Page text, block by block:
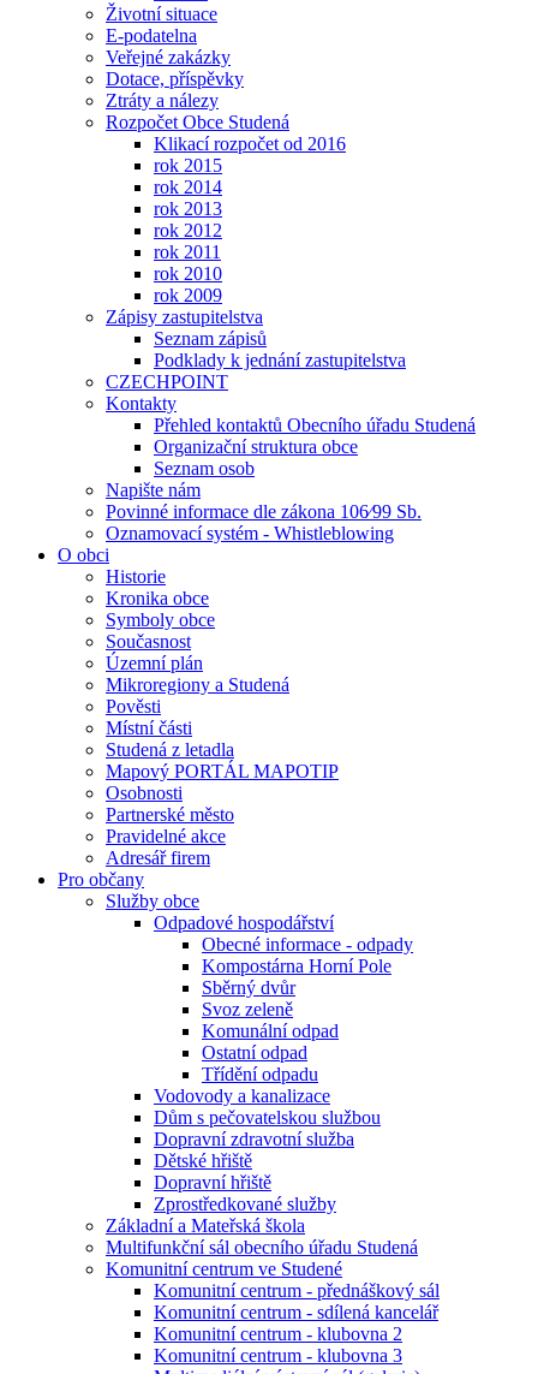
Životní situace
E-podatelna
Veřejné zakázky
Dotace, příspěvky
Ztráty a nálezy
Rozpočet Obce Studená
Klikací rozpočet od 2016
rok 2015
rok 2014
rok 2013
rok 2012
rok 2011
rok 2010
rok 2009
Zápisy zastupitelstva
Seznam zápisů
Podklady k jednání zastupitelstva
CZECHPOINT
Kontakty
Přehled kontaktů Obecního úřadu Studená
Organizační struktura obce
Seznam osob
Napište nám
Povinné informace dle zákona 106⁄99 Sb.
Oznamovací systém - Whistleblowing
O obci
Historie
Kronika obce
Symboly obce
Současnost
Územní plán
Mikroregiony a Studená
Pověsti
Místní části
Studená z letadla
Mapový PORTÁL MAPOTIP
Osobnosti
Partnerské město
Pravidelné akce
Adresář firem
Pro občany
Služby obce
Odpadové hospodářství
Obecné informace - odpady
Kompostárna Horní Pole
Sběrný dvůr
Svoz zeleně
Komunální odpad
Ostatní odpad
Třídění odpadu
Vodovody a kanalizace
Dům s pečovatelskou službou
Dopravní zdravotní služba
Dětské hřiště
Dopravní hřiště
Zprostředkované služby
Základní a Mateřská škola
Multifunkční sál obecního úřadu Studená
Komunitní centrum ve Studené
Komunitní centrum - přednáškový sál
Komunitní centrum - sdílená kancelář
Komunitní centrum - klubovna 2
Komunitní centrum - klubovna 3